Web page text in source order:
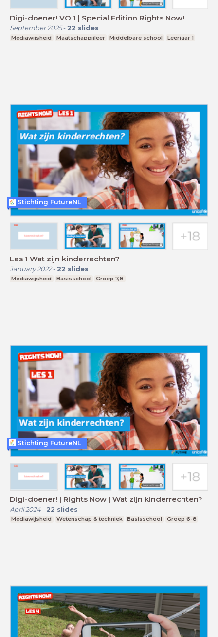
Digi-doener! VO 1 | Special Edition Rights Now!
September 2025- 22 slides
Mediawijsheid Maatschappijleer Middelbare school Leerjaar 1
Les 1 Wat zijn kinderrechten?
January 2022- 22 slides
Mediawijsheid Basisschool Groep 7,8
Stichting FutureNL
Digi-doener! | Rights Now | Wat zijn kinderrechten?
April 2024- 22 slides
Mediawijsheid Wetenschap & techniek Basisschool Groep 6-8
Stichting FutureNL